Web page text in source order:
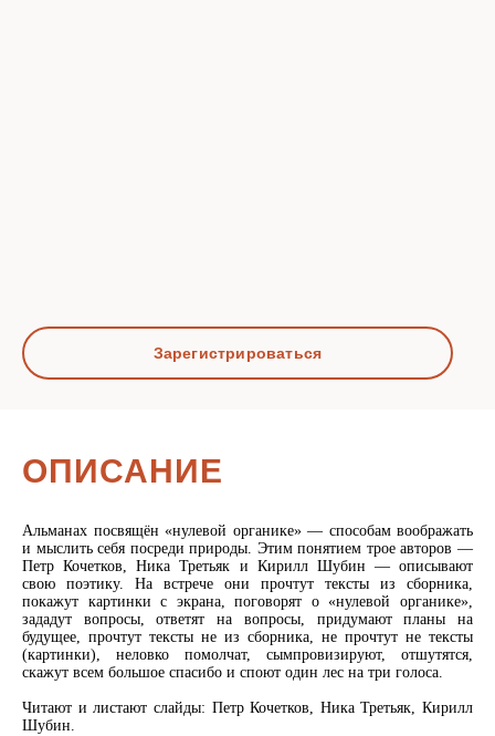
Зарегистрироваться
ОПИСАНИЕ
Альманах посвящён «нулевой органике» — способам воображать
и мыслить себя посреди природы. Этим понятием трое авторов —
Петр Кочетков, Ника Третьяк и Кирилл Шубин — описывают
свою поэтику. На встрече они прочтут тексты из сборника,
покажут картинки с экрана, поговорят о «нулевой органике»,
зададут вопросы, ответят на вопросы, придумают планы на
будущее, прочтут тексты не из сборника, не прочтут не тексты
(картинки), неловко помолчат, сымпровизируют, отшутятся,
скажут всем большое спасибо и споют один лес на три голоса.
Читают и листают слайды: Петр Кочетков, Ника Третьяк, Кирилл
Шубин.